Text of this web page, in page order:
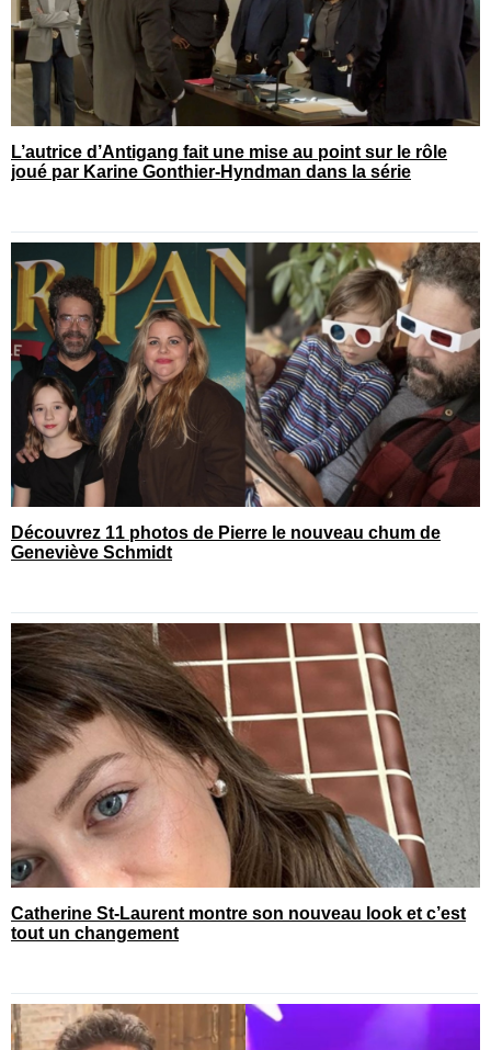
L’autrice d’Antigang fait une mise au point sur le rôle
joué par Karine Gonthier-Hyndman dans la série
Découvrez 11 photos de Pierre le nouveau chum de
Geneviève Schmidt
Catherine St-Laurent montre son nouveau look et c’est
tout un changement